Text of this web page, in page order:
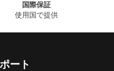
国際保証
使用国で提供
ート